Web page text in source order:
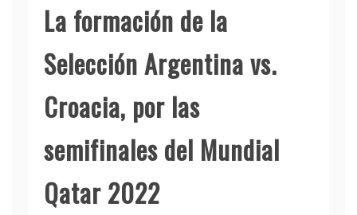
La formación de la
Selección Argentina vs.
Croacia, por las
semifinales del Mundial
Qatar 2022